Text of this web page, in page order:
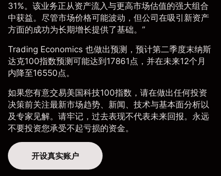
31%。该业务正从资产流入与更高市场估值的强大组合
中获益。尽管市场价格可能波动，但公司在吸引新资产
方面的成功为长期增长提供了基础。”
Trading Economics 也做出预测，预计第二季度末纳斯
达克100指数预测可能达到17861点，并在未来12个月
内降至16550点。
如果您有意交易美国科技100指数，请在做出任何投资
决策前关注最新市场趋势、新闻、 技术与基本面分析以
及专家见解。请牢记，过去表现不代表未来回报。永远
不要投资您承受不起亏损的资金。
开设真实账户